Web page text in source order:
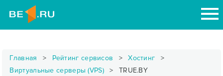
Главная Рейтинг сервисов
Хостинг
Виртуальные серверы (VPS)
TRUE.BY